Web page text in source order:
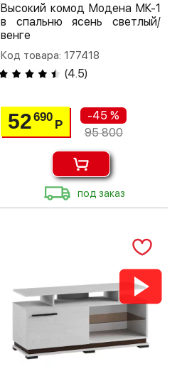
Высокий комод Модена МК-1
в спальню ясень светлый/
венге
Код товара: 177418
(4.5)
52690
Р
-45 %
95 800
под заказ